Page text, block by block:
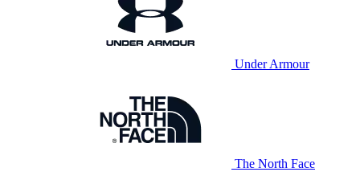
Under Armour
The North Face